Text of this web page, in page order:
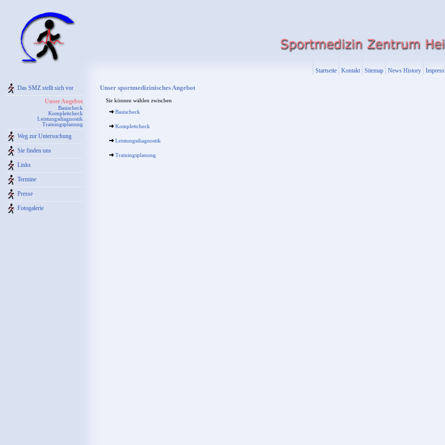
Startseite Kontakt Sitemap News History
Das SMZ stellt sich vor
Unser Angebot
Basischeck
Komplettcheck
Leistungsdiagnostik
Trainingsplanung
Weg zur Untersuchung
Sie finden uns
Links
Termine
Presse
Fotogalerie
Unser sportmedizinisches Angebot
Sie können wählen zwischen
Basischeck
Komplettcheck
Leistungsdiagnostik
Trainingsplanung